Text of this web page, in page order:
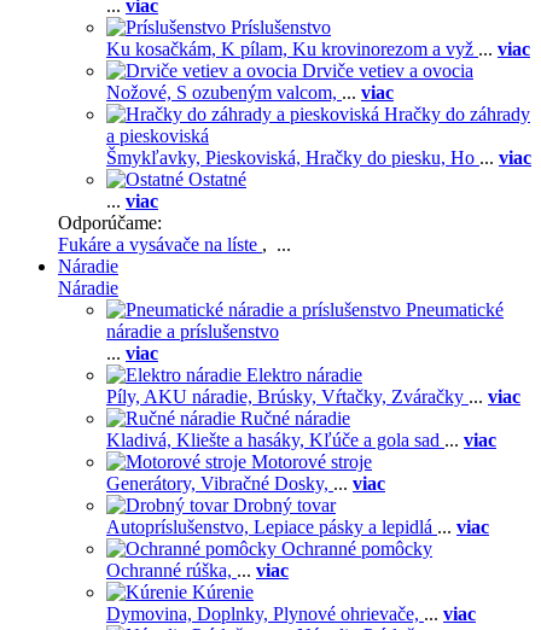
... viac
Príslušenstvo
Ku kosačkám, K pílam, Ku krovinorezom a vyž ... viac
Drviče vetiev a ovocia
Nožové, S ozubeným valcom, ... viac
Hračky do záhrady
a pieskoviská
Šmykľavky, Pieskoviská, Hračky do piesku, Ho ... viac
Ostatné
... viac
Odporúčame:
Fukáre a vysávače na líste , ...
Náradie
Náradie
Pneumatické
náradie a príslušenstvo
... viac
Elektro náradie
Píly, AKU náradie, Brúsky, Vŕtačky, Zváračky ... viac
Ručné náradie
Kladivá, Kliešte a hasáky, Kľúče a gola sad ... viac
Motorové stroje
Generátory, Vibračné Dosky, ... viac
Drobný tovar
Autopríslušenstvo, Lepiace pásky a lepidlá ... viac
Ochranné pomôcky
Ochranné rúška, ... viac
Kúrenie
Dymovina, Doplnky, Plynové ohrievače, ... viac